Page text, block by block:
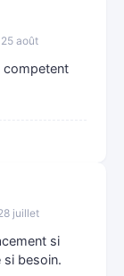
août
competent
juillet
si
si besoin.